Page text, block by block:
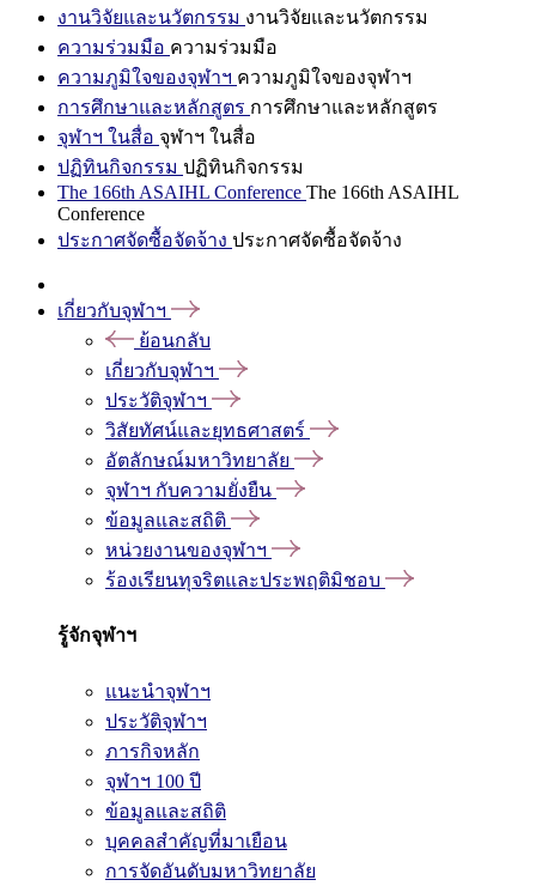
งานวิจัยและนวัตกรรม งานวิจัยและนวัตกรรม
ความร่วมมือ ความร่วมมือ
ความภูมิใจของจุฬาฯ ความภูมิใจของจุฬาฯ
การศึกษาและหลักสูตร การศึกษาและหลักสูตร
จุฬาฯ ในสื่อ จุฬาฯ ในสื่อ
ปฏิทินกิจกรรม ปฏิทินกิจกรรม
The 166th ASAIHL Conference The 166th ASAIHL
Conference
ประกาศจัดซื้อจัดจ้าง ประกาศจัดซื้อจัดจ้าง
เกี่ยวกับจุฬาฯ
ย้อนกลับ
เกี่ยวกับจุฬาฯ
ประวัติจุฬาฯ
วิสัยทัศน์และยุทธศาสตร์
อัตลักษณ์มหาวิทยาลัย
จุฬาฯ กับความยั่งยืน
ข้อมูลและสถิติ
หน่วยงานของจุฬาฯ
ร้องเรียนทุจริตและประพฤติมิชอบ
รู้จักจุฬาฯ
แนะนำจุฬาฯ
ประวัติจุฬาฯ
ภารกิจหลัก
จุฬาฯ 100 ปี
ข้อมูลและสถิติ
บุคคลสำคัญที่มาเยือน
การจัดอันดับมหาวิทยาลัย